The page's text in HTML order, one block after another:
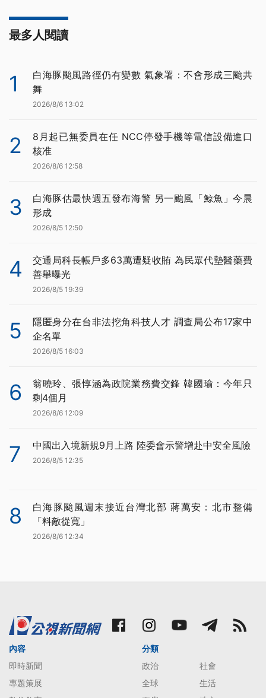
最多人閱讀
1
白海豚颱風路徑仍有變數 氣象署：不會形成三颱共
舞
2026/8/6 13:02
2
8月起已無委員在任 NCC停發手機等電信設備進口
核准
2026/8/6 12:58
3
白海豚估最快週五發布海警 另一颱風「鯨魚」今晨
形成
2026/8/5 12:50
4
交通局科長帳戶多63萬遭疑收賄 為民眾代墊醫藥費
善舉曝光
2026/8/5 19:39
5
隱匿身分在台非法挖角科技人才 調查局公布17家中
企名單
2026/8/5 16:03
6
翁曉玲、張惇涵為政院業務費交鋒 韓國瑜：今年只
剩4個月
2026/8/6 12:09
7 中國出入境新規9月上路 陸委會示警增赴中安全風險
2026/8/5 12:35
8
白海豚颱風週末接近台灣北部 蔣萬安：北市整備
「料敵從寬」
2026/8/6 12:34
內容
即時新聞
專題策展
分類
政治
社會
全球
生活